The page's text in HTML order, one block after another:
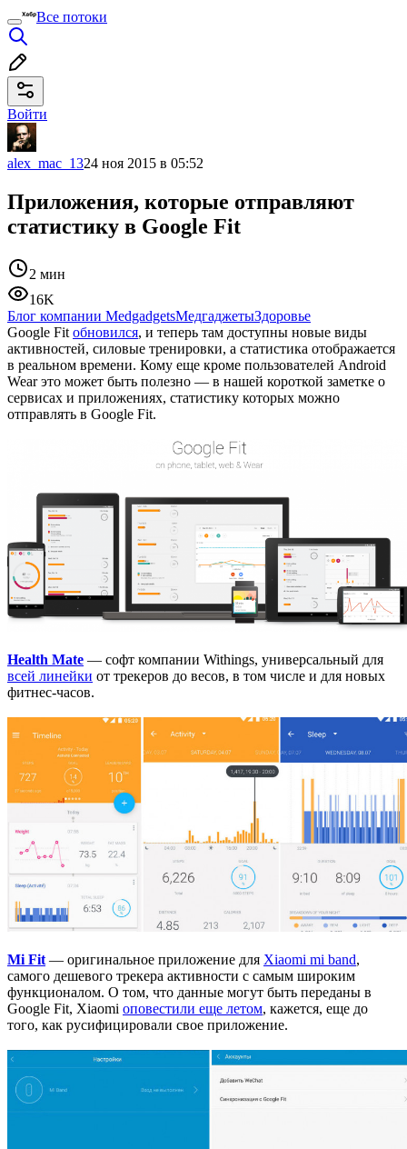
Все потоки
Войти
alex_mac_1324 ноя 2015 в 05:52
Приложения, которые отправляют
статистику в Google Fit
2 мин
16K
Блог компании MedgadgetsМедгаджетыЗдоровье
Google Fit обновился, и теперь там доступны новые виды
активностей, силовые тренировки, а статистика отображается
в реальном времени. Кому еще кроме пользователей Android
Wear это может быть полезно — в нашей короткой заметке о
сервисах и приложениях, статистику которых можно
отправлять в Google Fit.
Health Mate — софт компании Withings, универсальный для
всей линейки от трекеров до весов, в том числе и для новых
фитнес-часов.
Mi Fit — оригинальное приложение для Xiaomi mi band,
самого дешевого трекера активности с самым широким
функционалом. О том, что данные могут быть переданы в
Google Fit, Xiaomi оповестили еще летом, кажется, еще до
того, как русифицировали свое приложение.